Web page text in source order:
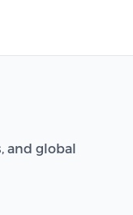
and global